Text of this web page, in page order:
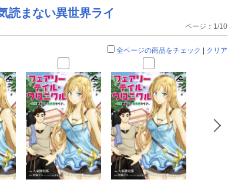
読まない異世界ライ
ページ：1/10
全ページの商品をチェック | クリア